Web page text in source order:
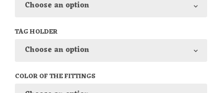
TAG HOLDER
COLOR OF THE FITTINGS